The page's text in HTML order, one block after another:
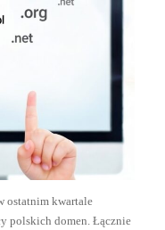
ostatnim kwartale
polskich domen. Łącznie